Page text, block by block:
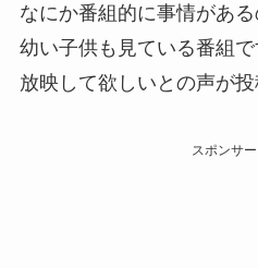
なにか番組的に事情がある
幼い子供も見ている番組
放映して欲しいとの声が投
スポンサ